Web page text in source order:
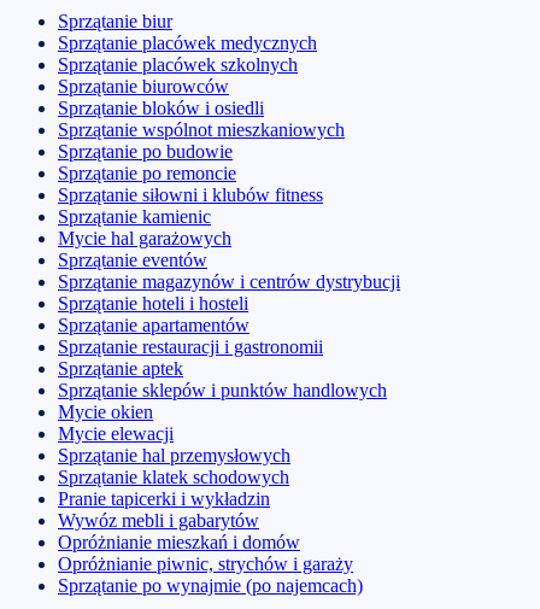
Sprzątanie biur
Sprzątanie placówek medycznych
Sprzątanie placówek szkolnych
Sprzątanie biurowców
Sprzątanie bloków i osiedli
Sprzątanie wspólnot mieszkaniowych
Sprzątanie po budowie
Sprzątanie po remoncie
Sprzątanie siłowni i klubów fitness
Sprzątanie kamienic
Mycie hal garażowych
Sprzątanie eventów
Sprzątanie magazynów i centrów dystrybucji
Sprzątanie hoteli i hosteli
Sprzątanie apartamentów
Sprzątanie restauracji i gastronomii
Sprzątanie aptek
Sprzątanie sklepów i punktów handlowych
Mycie okien
Mycie elewacji
Sprzątanie hal przemysłowych
Sprzątanie klatek schodowych
Pranie tapicerki i wykładzin
Wywóz mebli i gabarytów
Opróżnianie mieszkań i domów
Opróżnianie piwnic, strychów i garaży
Sprzątanie po wynajmie (po najemcach)